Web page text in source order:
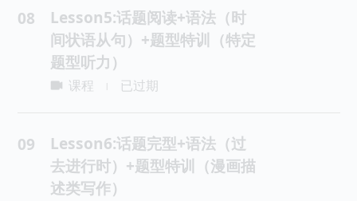
08
Lesson5:话题阅读+语法（时
间状语从句）+题型特训（特定
题型听力）
课程 已过期
09
Lesson6:话题完型+语法（过
去进行时）+题型特训（漫画描
述类写作）